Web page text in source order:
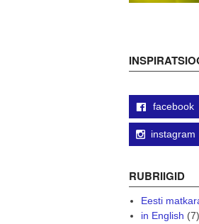
facebook
instagram
RUBRIIGID
Eesti
in English (7)